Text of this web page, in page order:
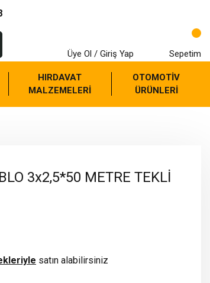
Üye Ol / Giriş Yap Sepetim
HIRDAVAT
MALZEMELERİ
OTOMOTİV
ÜRÜNLERİ
3x2,5*50 METRE TEKLİ
satın alabilirsiniz